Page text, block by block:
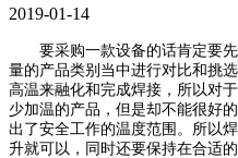
2019-01-14
要采购一款设备的话肯定要先
量的产品类别当中进行对比和挑
高温来融化和完成焊接，所以对
少加温的产品，但是却不能很好
出了安全工作的温度范围。所以
升就可以，同时还要保持在合适